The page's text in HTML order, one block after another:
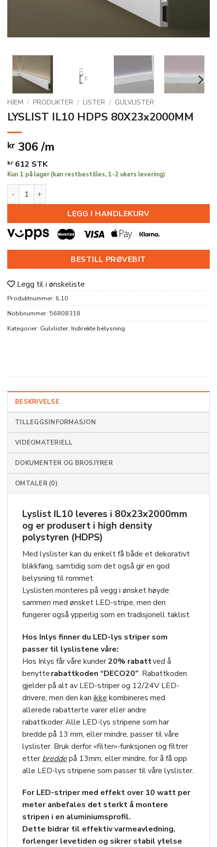
HJEM / PRODUKTER / LISTER / GULVLISTER
LYSLIST IL10 HDPS 80X23x2000MM
kr 306 /m
kr 612 STK
Kun 1 på lager (kan restbestilles, 1-2 ukers levering)
LYSLIST IL10 HDPS 80X23x2000MM antall
LEGG I HANDLEKURV
BESTILL PRØVEBIT
Legg til i ønskeliste
Produktnummer: IL10
Nobbnummer: 56808318
Kategorier: Gulvlister, Indirekte belysning
BESKRIVELSE
TILLEGGSINFORMASJON
VIDEOMATERIELL
DOKUMENTER OG BROSJYRER
OMTALER (0)
Lyslist IL10 leveres i 80x23x2000mm
og er produsert i high density
polystyren (HDPS)
Med lyslister kan du enkelt få både et dekorativt
blikkfang, samtidig som det også gir en god
belysning til rommet.
Lyslisten monteres på vegg i ønsket høyde
sammen med ønsket LED-stripe, men den
fungerer også ypperlig som en tradisjonell taklist.
Hos Inlys finner du LED-lys striper som
passer til lyslistene våre:
Hos Inlys får våre kunder20% rabattved å
benytterabattkoden “DECO20”. Rabattkoden
gjelder på alt av LED-striper og 12/24V LED-
drivere, men den kan ikke kombineres med
allerede rabatterte varer eller andre
rabattkoder. Alle LED-lys stripene som har
bredde på 13 mm, eller mindre, passer til våre
lyslister. Bruk derfor «filter»-funksjonen og filtrer
etterbreddepå 13mm, eller mindre, for å få opp
alle LED-lys stripene som passer til våre lyslister.
For LED-striper med effekt over 10 watt per
meter anbefales det sterkt å montere
stripen i en aluminiumsprofil.
Dette bidrar til effektiv varmeavledning,
forlenger levetiden og sikrer stabil ytelse